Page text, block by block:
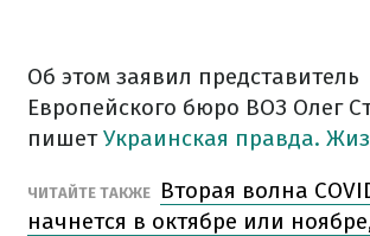
Об этом заявил представитель
Европейского бюро ВОЗ Олег
пишетУкраинская правда.
ЧИТАЙТЕ ТАКЖЕ
Вторая волна
начнется в октябре или